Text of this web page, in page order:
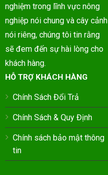
nghiệm trong lĩnh vực nông
nghiệp nói chung và cây cảnh
nói riêng, chúng tôi tin rằng
sẽ đem đến sự hài lòng cho
khách hàng.
HỖ TRỢ KHÁCH HÀNG
Chính Sách Đổi Trả
Chính Sách & Quy Định
Chính sách bảo mật thông
tin